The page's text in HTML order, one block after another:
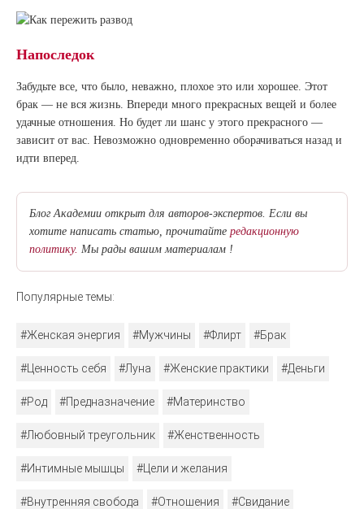
Напоследок
Забудьте все, что было, неважно, плохое это или хорошее. Этот
брак — не вся жизнь. Впереди много прекрасных вещей и более
удачные отношения. Но будет ли шанс у этого прекрасного —
зависит от вас. Невозможно одновременно оборачиваться назад и
идти вперед.
Блог Академии открыт для авторов-экспертов. Если вы
хотите написать статью, прочитайте редакционную
политику. Мы рады вашим материалам !
Популярные темы:
#Женская энергия #Мужчины #Флирт #Брак
#Ценность себя #Луна #Женские практики #Деньги
#Род #Предназначение #Материнство
#Любовный треугольник #Женственность
#Интимные мышцы #Цели и желания
#Внутренняя свобода #Отношения #Свидание